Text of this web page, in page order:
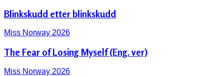
Blinkskudd etter blinkskudd
Miss Norway 2026
The Fear of Losing Myself (Eng. ver)
Miss Norway 2026